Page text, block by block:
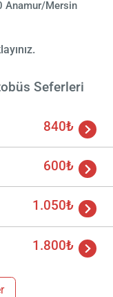
Anamur/Mersin
Seferleri
840₺
600₺
1.050₺
1.800₺